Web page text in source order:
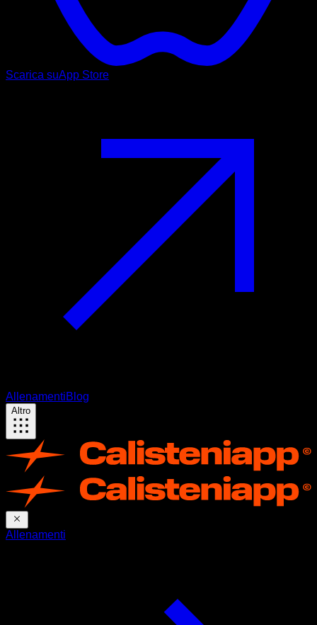
Scarica suApp Store
AllenamentiBlog
Altro
Allenamenti